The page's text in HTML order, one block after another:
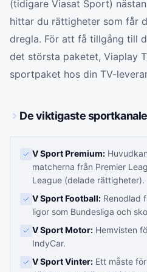
(tidigare Viasat Sport)
hittar du rättigheter som får
dregla. För att få tillgång till
det största paketet, Viaplay
sportpaket hos din TV-
De viktigaste
V Sport Premium:
matcherna från Premier
League (delade rättigheter).
V Sport Football: Renodlad
ligor som Bundesliga och
V Sport Motor: Hemvisten
IndyCar.
V Sport Vinter: Ett måste